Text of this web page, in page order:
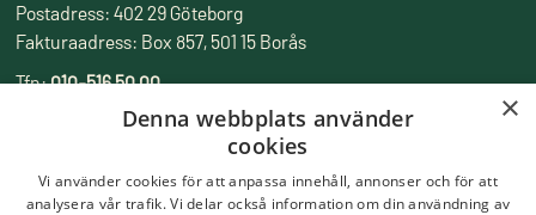
Postadress: 402 29 Göteborg
Fakturaadress: Box 857, 501 15 Borås
Tfn:010-516 50 00
skolmatsakademin@ri.se ×
Denna webbplats använder
cookies
Vi använder cookies för att anpassa innehåll, annonser och för att
analysera vår trafik. Vi delar också information om din användning av